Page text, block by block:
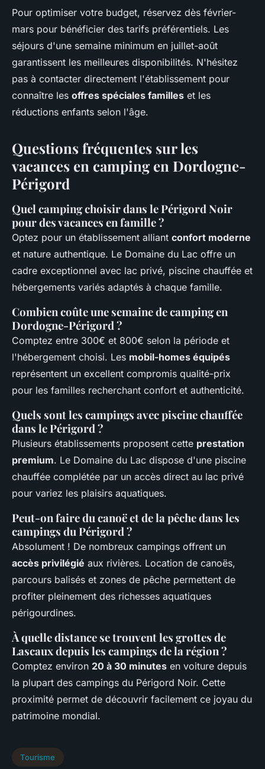
Pour optimiser votre budget, réservez dès février-
mars pour bénéficier des tarifs préférentiels. Les
séjours d'une semaine minimum en juillet-août
garantissent les meilleures disponibilités. N'hésitez
pas à contacter directement l'établissement pour
connaître les offres spéciales familles et les
réductions enfants selon l'âge.
Questions fréquentes sur les
vacances en camping en Dordogne-
Périgord
Quel camping choisir dans le Périgord Noir
pour des vacances en famille ?
Optez pour un établissement alliant confort moderne
et nature authentique. Le Domaine du Lac offre un
cadre exceptionnel avec lac privé, piscine chauffée et
hébergements variés adaptés à chaque famille.
Combien coûte une semaine de camping en
Dordogne-Périgord ?
Comptez entre 300€ et 800€ selon la période et
l'hébergement choisi. Les mobil-homes équipés
représentent un excellent compromis qualité-prix
pour les familles recherchant confort et authenticité.
Quels sont les campings avec piscine chauffée
dans le Périgord ?
Plusieurs établissements proposent cette prestation
premium. Le Domaine du Lac dispose d'une piscine
chauffée complétée par un accès direct au lac privé
pour variez les plaisirs aquatiques.
Peut-on faire du canoë et de la pêche dans les
campings du Périgord ?
Absolument ! De nombreux campings offrent un
accès privilégié aux rivières. Location de canoës,
parcours balisés et zones de pêche permettent de
profiter pleinement des richesses aquatiques
périgourdines.
À quelle distance se trouvent les grottes de
Lascaux depuis les campings de la région ?
Comptez environ 20 à 30 minutes en voiture depuis
la plupart des campings du Périgord Noir. Cette
proximité permet de découvrir facilement ce joyau du
patrimoine mondial.
Tourisme